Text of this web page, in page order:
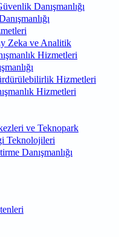
Danışmanlığı
Zeka ve Analitik
Hizmetleri
Hizmetleri
Hizmetleri
ve Teknopark
Teknolojileri
Danışmanlığı